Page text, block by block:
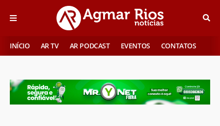
INÍCIO AR TV AR PODCAST EVENTOS CONTATOS